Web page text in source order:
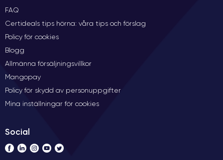
FAQ
Certideals tips hörna: våra tips och förslag
Policy för cookies
Blogg
Allmänna försäljningsvillkor
Mangopay
Policy för skydd av personuppgifter
Mina inställningar för cookies
Social